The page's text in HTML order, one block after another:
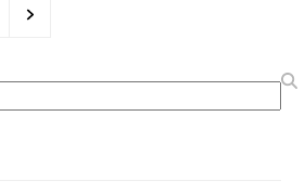
Vorwärts